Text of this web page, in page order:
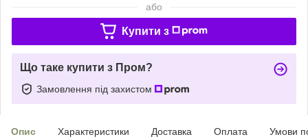
або
Купити з
Що таке купити з Пром?
Замовлення під захистом
Опис Характеристики Доставка Оплата Умови